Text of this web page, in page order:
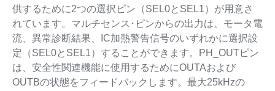
供するために2つの選択ピン（SEL0とSEL1）が用意さ
れています。マルチセンス･ピンからの出力は、モータ電
流、異常診断結果、IC加熱警告信号のいずれかに選択設
定（SEL0とSEL1）することができます。PH_OUTピン
は、安全性関連機能に使用するためにOUTAおよび
OUTBの状態をフィードバックします。最大25kHzの